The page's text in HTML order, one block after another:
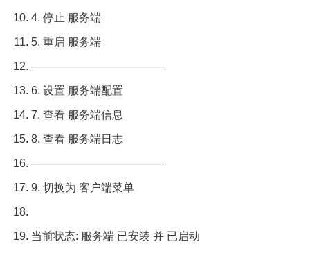
4. 停止 服务端
5. 重启 服务端
————————————
6. 设置 服务端配置
7. 查看 服务端信息
8. 查看 服务端日志
————————————
9. 切换为 客户端菜单
当前状态: 服务端 已安装 并 已启动